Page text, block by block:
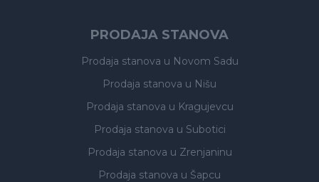
PRODAJA STANOVA
Prodaja stanova u Novom Sadu
Prodaja stanova u Nišu
Prodaja stanova u Kragujevcu
Prodaja stanova u Subotici
Prodaja stanova u Zrenjaninu
Prodaja stanova u Šapcu